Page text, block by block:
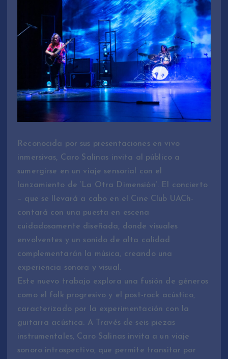
Reconocida por sus presentaciones en vivo
inmersivas, Caro Salinas invita al público a
sumergirse en un viaje sensorial con el
lanzamiento de ‘La Otra Dimensión’. El concierto
– que se llevará a cabo en el Cine Club UACh-
contará con una puesta en escena
cuidadosamente diseñada, donde visuales
envolventes y un sonido de alta calidad
complementarán la música, creando una
experiencia sonora y visual.
Este nuevo trabajo explora una fusión de géneros
como el folk progresivo y el post-rock acústico,
caracterizado por la experimentación con la
guitarra acústica. A Través de seis piezas
instrumentales, Caro Salinas invita a un viaje
sonoro introspectivo, que permite transitar por